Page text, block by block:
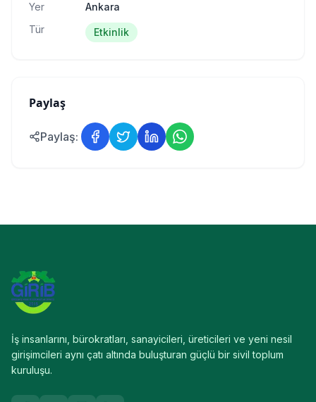
Yer
Ankara
Tür
Etkinlik
Paylaş
Paylaş:
İş insanlarını, bürokratları, sanayicileri, üreticileri ve yeni nesil
girişimcileri aynı çatı altında buluşturan güçlü bir sivil toplum
kuruluşu.